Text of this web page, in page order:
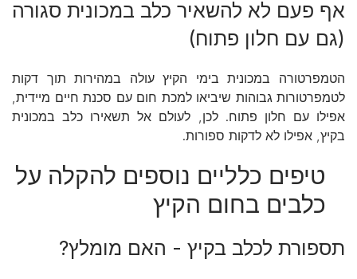
אף פעם לא להשאיר כלב במכונית סגורה
(גם עם חלון פתוח)
הטמפרטורה במכונית בימי הקיץ עולה במהירות תוך דקות
לטמפרטורות גבוהות שיביאו למכת חום עם סכנת חיים מיידית,
אפילו עם חלון פתוח. לכן, לעולם אל תשאירו כלב במכונית
בקיץ, אפילו לא לדקות ספורות.
טיפים כלליים נוספים להקלה על
כלבים בחום הקיץ
תספורת לכלב בקיץ - האם מומלץ?